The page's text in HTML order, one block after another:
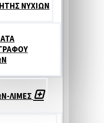
ΝΥΧΙΩΝ
ΛΙΜΕΣ